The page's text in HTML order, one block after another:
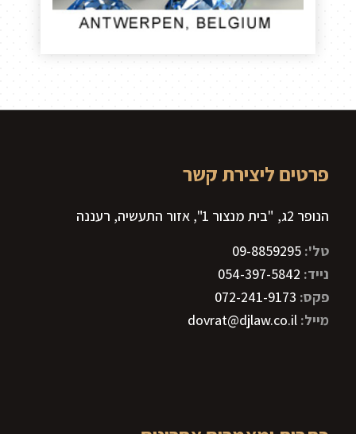
פרטים ליצירת קשר
הנופר 2ג, "בית מנצור 1", אזור התעשיה, רעננה
טל': 09-8859295
נייד: 054-397-5842
פקס: 072-241-9173
מייל: dovrat@djlaw.co.il